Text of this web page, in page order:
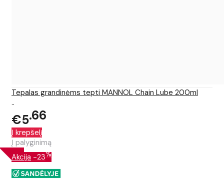
Tepalas grandinėms tepti MANNOL Chain Lube 200ml
..
€566
Į krepšelį
Į palyginimą
Akcija -23%